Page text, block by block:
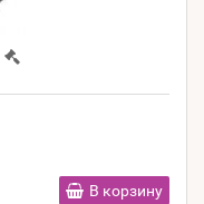
В корзину